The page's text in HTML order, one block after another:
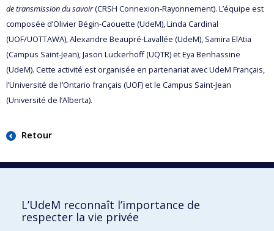
de transmission du savoir(CRSH Connexion-Rayonnement). L’équipe est
composée d’Olivier Bégin-Caouette (UdeM), Linda Cardinal
(UOF/UOTTAWA), Alexandre Beaupré-Lavallée (UdeM), Samira ElAtia
(Campus Saint-Jean), Jason Luckerhoff (UQTR) et Eya Benhassine
(UdeM). Cette activité est organisée en partenariat avec UdeM Français,
l’Université de l’Ontario français (UOF) et le Campus Saint-Jean
(Université de l’Alberta).
Retour
UdeM français
L’UdeM reconnaît l’importance de
respecter la vie privée